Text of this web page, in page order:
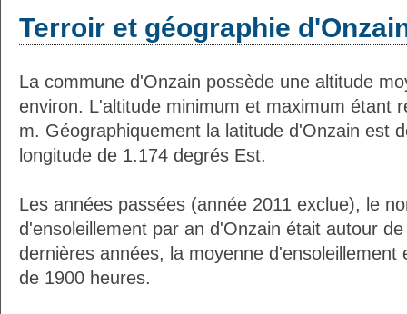
Terroir et géographie
La commune d'Onzain possède une altitude
environ. L'altitude minimum et maximum étant
m. Géographiquement la latitude d'Onzain est
longitude de 1.174 degrés Est.
Les années passées (année 2011 exclue), le
d'ensoleillement par an d'Onzain était autour
dernières années, la moyenne d'ensoleillement
de 1900 heures.